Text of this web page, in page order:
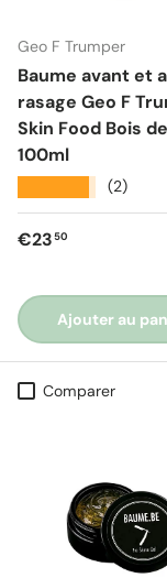
Geo F Trumper
Baume avant et
rasage Geo F
Skin Food Bois
100ml
(2)
Prix régulier
€2350
Ajouter au
Comparer